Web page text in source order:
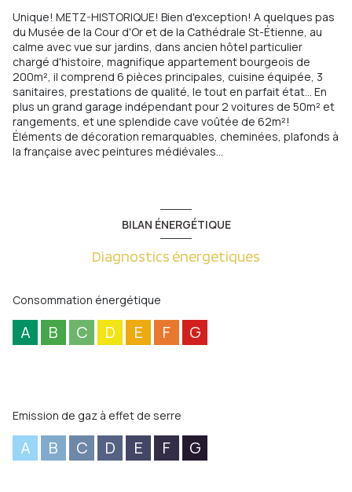
Unique! METZ-HISTORIQUE! Bien d'exception! A quelques pas
du Musée de la Cour d'Or et de la Cathédrale St-Étienne, au
calme avec vue sur jardins, dans ancien hôtel particulier
chargé d'histoire, magnifique appartement bourgeois de
200m², il comprend 6 pièces principales, cuisine équipée, 3
sanitaires, prestations de qualité, le tout en parfait état... En
plus un grand garage indépendant pour 2 voitures de 50m² et
rangements, et une splendide cave voûtée de 62m²!
Éléments de décoration remarquables, cheminées, plafonds à
la française avec peintures médiévales...
BILAN ÉNERGÉTIQUE
Diagnostics énergetiques
Consommation énergétique
A B C D E F G
Emission de gaz à effet de serre
A B C D E F G